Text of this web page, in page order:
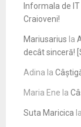
Informala de IT
Craioveni!
Mariusarius la
decât sinceră!
Adina la
Maria Ene la
Suta Maricica la